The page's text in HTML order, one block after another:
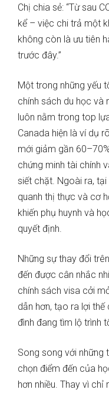
Chị chia sẻ: “Từ sau
kể – việc chi trả một
không còn là ưu tiên
trước đây.”
Một trong những yếu
chính sách du học và
luôn nằm trong top
Canada hiện là ví dụ
mới giảm gần
chứng minh tài chính
siết chặt. Ngoài ra,
quanh thị thực và cơ
khiến phụ huynh và
quyết định.
Những sự thay đổi
đến được cân nhắc
chính sách visa cởi
dẫn hơn, tạo ra lợi
đình đang tìm lộ trình
Song song với những
chọn điểm đến của
hơn nhiều. Thay vì